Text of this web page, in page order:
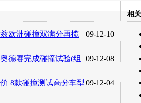
转发至：
09-12-10
欧洲碰撞双满分再揽
09-12-08
德赛完成碰撞试验(组
09-12-04
8款碰撞测试高分车型
相